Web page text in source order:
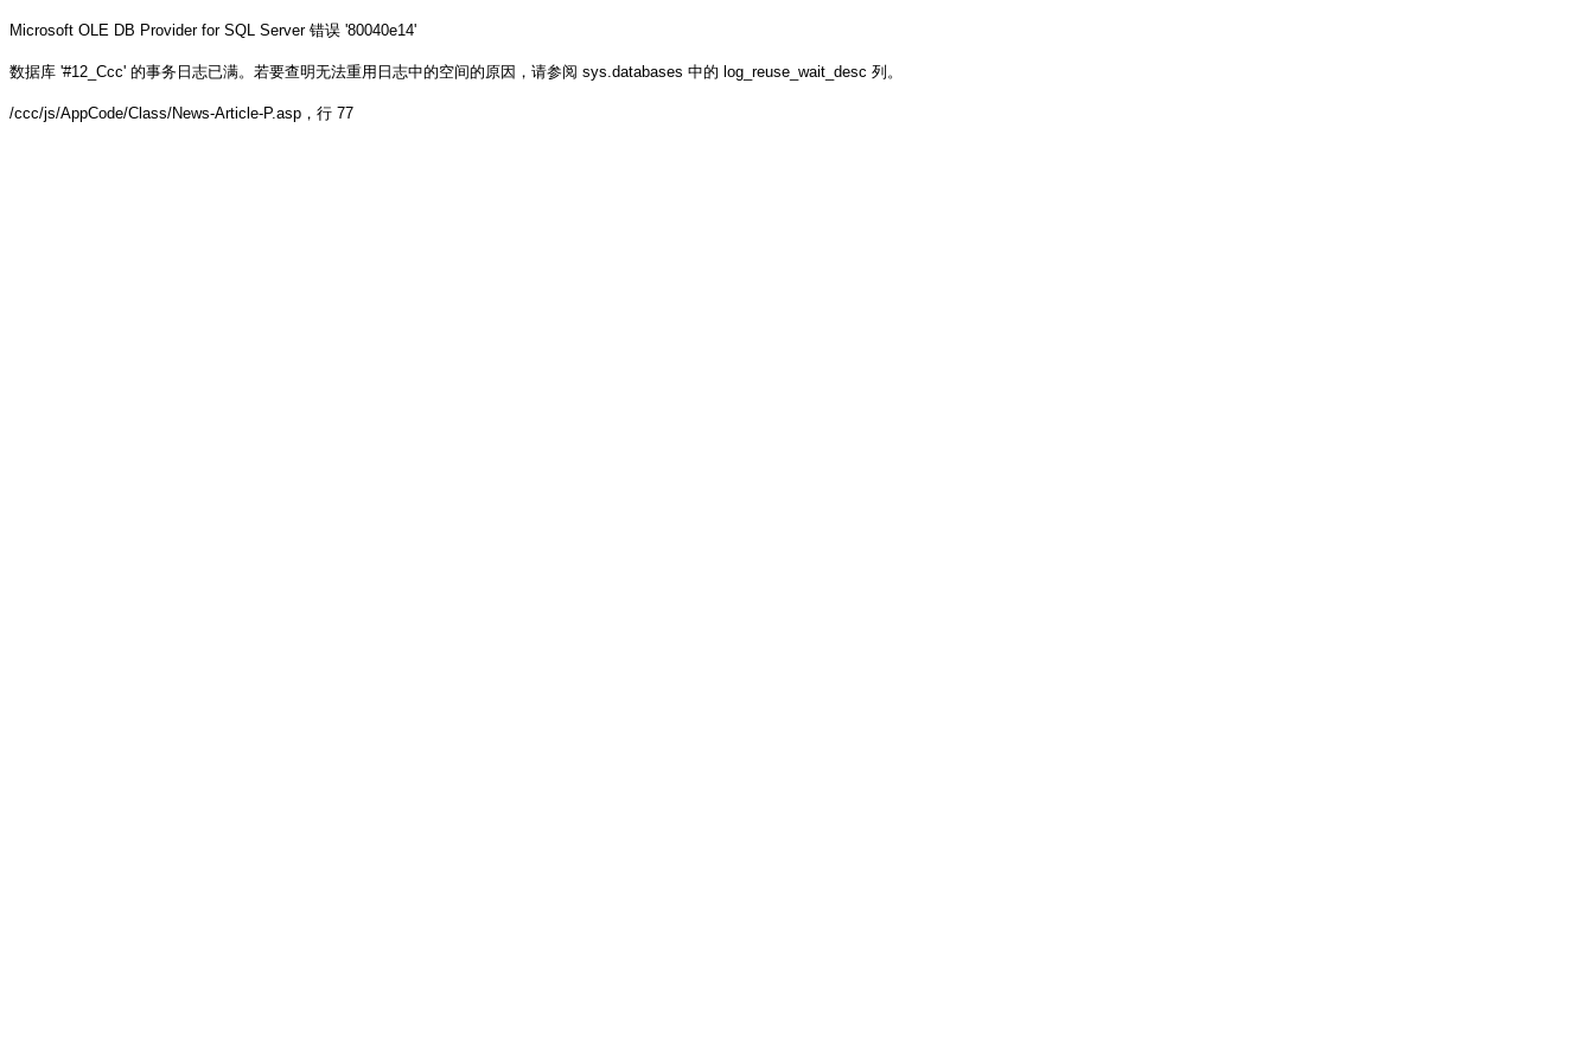
Microsoft OLE DB Provider for SQL Server 错误 '80040e14'
数据库 '#12_Ccc' 的事务日志已满。若要查明无法重用日志中的空间的原因，请参阅 sys.databases 中的 log_reuse_wait_desc 列。
/ccc/js/AppCode/Class/News-Article-P.asp ，行 77